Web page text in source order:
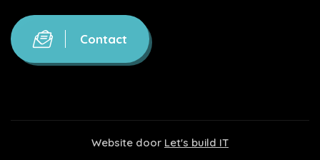
Contact
Website door Let's build IT